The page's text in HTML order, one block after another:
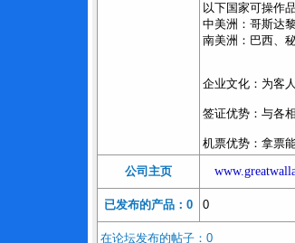
以下国家可操作
中美洲：哥斯达
南美洲：巴西、
企业文化：为客
签证优势：与各
机票优势：拿票
公司主页
已发布的产品：0 0
在论坛发布的帖子：0